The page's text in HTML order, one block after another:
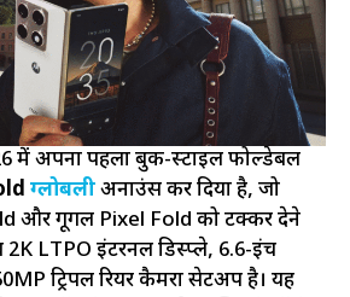
में अपना पहला बुक-स्टाइल फोल्डेबल
ग्लोबलीअनाउंस कर दिया है, जो
और गूगल Pixel Fold को टक्कर देने
LTPO इंटरनल डिस्प्ले, 6.6-इंच
ट्रिपल रियर कैमरा सेटअप है। यह